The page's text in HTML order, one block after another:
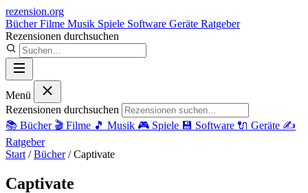
rezension.org
BücherFilme Musik Spiele Software Geräte Ratgeber
Rezensionen durchsuchen
Menü
Rezensionen durchsuchen
📚 Bücher 🎬 Filme 🎵 Musik 🎮 Spiele 💾 Software 🔌 Geräte ✍️
Ratgeber
Start / Bücher / Captivate
Captivate